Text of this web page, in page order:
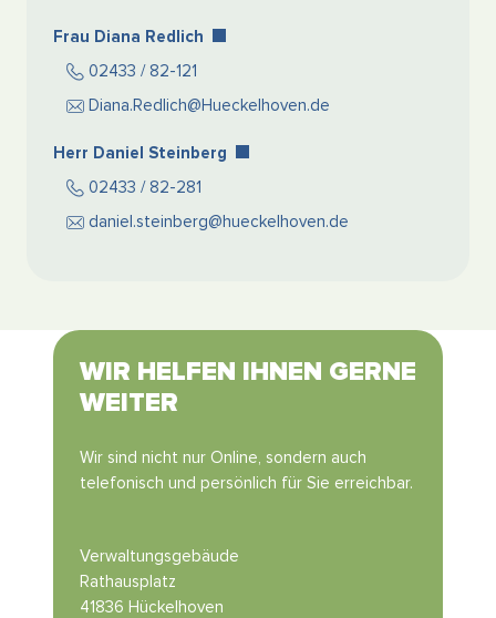
Frau Diana Redlich
02433 / 82-121
Diana.Redlich@Hueckelhoven.de
Herr Daniel Steinberg
02433 / 82-281
daniel.steinberg@hueckelhoven.de
WIR HELFEN IHNEN GERNE
WEITER
Wir sind nicht nur Online, sondern auch
telefonisch und persönlich für Sie erreichbar.
Verwaltungsgebäude
Rathausplatz
41836 Hückelhoven